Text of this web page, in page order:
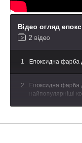
Відео огляд
2 відео
1 Епоксидна фарба
2
Епоксидна фарба
найпопулярніші